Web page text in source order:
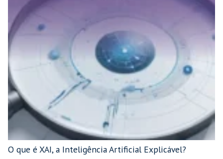
O que é XAI, a Inteligência Artificial Explicável?